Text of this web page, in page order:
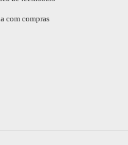
com compras